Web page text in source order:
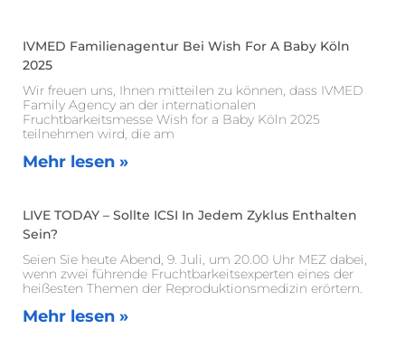
IVMED Familienagentur Bei Wish For A Baby Köln
2025
Wir freuen uns, Ihnen mitteilen zu können, dass IVMED
Family Agency an der internationalen
Fruchtbarkeitsmesse Wish for a Baby Köln 2025
teilnehmen wird, die am
Mehr lesen »
LIVE TODAY – Sollte ICSI In Jedem Zyklus Enthalten
Sein?
Seien Sie heute Abend, 9. Juli, um 20.00 Uhr MEZ dabei,
wenn zwei führende Fruchtbarkeitsexperten eines der
heißesten Themen der Reproduktionsmedizin erörtern.
Mehr lesen »